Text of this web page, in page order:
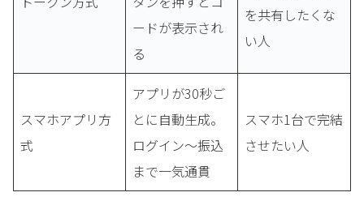
ードが表示され
る
を共有したくな
い人
スマホアプリ方
式
アプリが30秒ご
とに自動生成。
ログイン～振込
まで一気通貫
スマホ1台で完結
させたい人